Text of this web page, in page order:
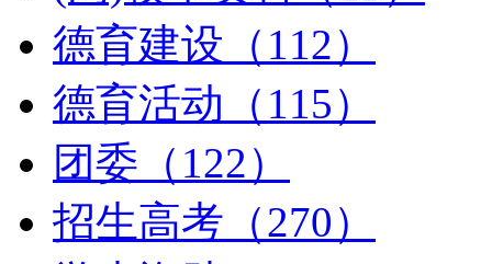
德育建设（112）
德育活动（115）
团委（122）
招生高考（270）